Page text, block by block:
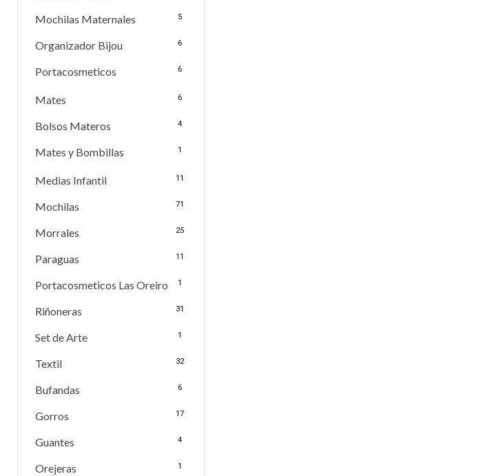
Mochilas Maternales 5
Organizador Bijou 6
Portacosmeticos 6
Mates 6
Bolsos Materos 4
Mates y Bombillas 1
Medias Infantil 11
Mochilas 71
Morrales 25
Paraguas 11
Portacosmeticos Las Oreiro 1
Riñoneras 31
Set de Arte 1
Textil 32
Bufandas 6
Gorros 17
Guantes 4
Orejeras 1